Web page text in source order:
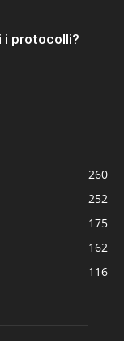
i protocolli?
260
252
175
162
116